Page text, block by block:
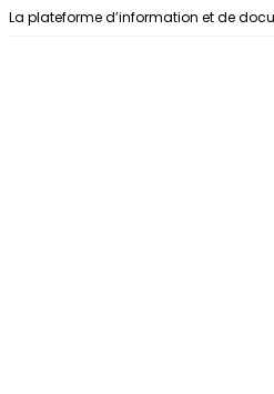
Aller au contenu
La plateforme d’information et de